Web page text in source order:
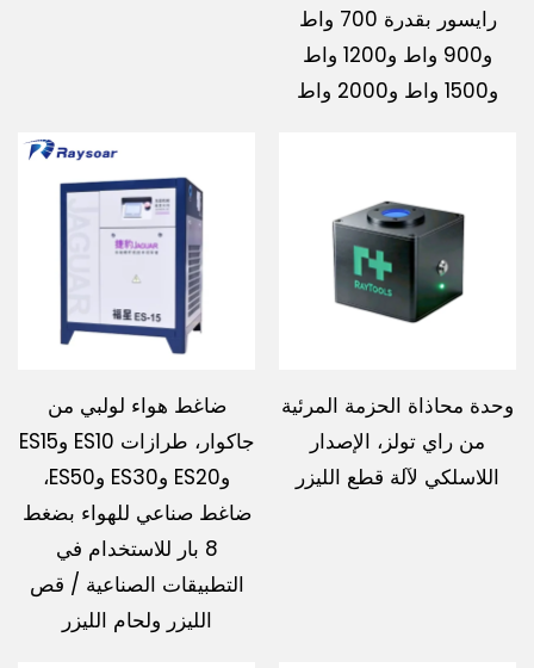
رايسور بقدرة 700 واط
و900 واط و1200 واط
و1500 واط و2000 واط
وحدة محاذاة الحزمة المرئية
من راي تولز، الإصدار
اللاسلكي لآلة قطع الليزر
ضاغط هواء لولبي من
جاكوار، طرازات ES10 وES15
وES20 وES30 وES50،
ضاغط صناعي للهواء بضغط
8 بار للاستخدام في
التطبيقات الصناعية / قص
الليزر ولحام الليزر